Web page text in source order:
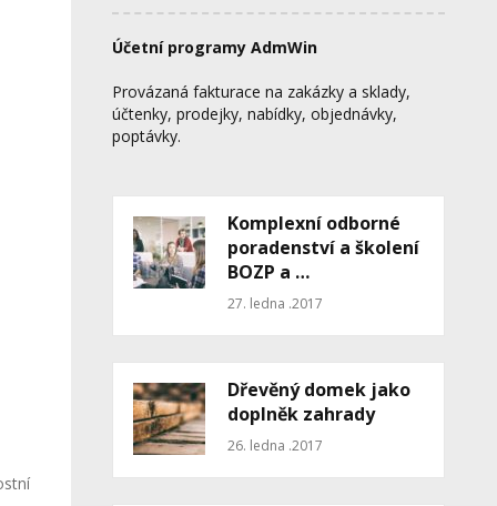
Účetní programy AdmWin
Provázaná fakturace na zakázky a sklady,
účtenky, prodejky, nabídky, objednávky,
poptávky.
Komplexní odborné
poradenství a školení
BOZP a …
27. ledna .2017
Dřevěný domek jako
doplněk zahrady
26. ledna .2017